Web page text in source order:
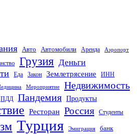
Авто Автомобили Аренда Аэропорт
Грузия Деньги
Еда Закон Землетрясение
ИНН
Мероприятие Недвижимость
ПДД Пандемия Продукты
Ресторан Россия Студенты
Турция Эмиграция
банк